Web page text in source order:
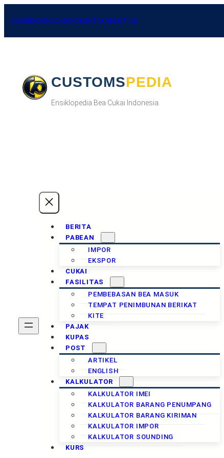
HOMEDOWNLOADFAQKONTAKABOUT US
CUSTOMSPEDIA
Ensiklopedia Bea Cukai Indonesia.
BERITA
PABEAN
IMPOR
EKSPOR
CUKAI
FASILITAS
PEMBEBASAN BEA MASUK
TEMPAT PENIMBUNAN BERIKAT
KITE
PAJAK
KUPAS
POST
ARTIKEL
ENGLISH
KALKULATOR
KALKULATOR IMEI
KALKULATOR BARANG PENUMPANG
KALKULATOR BARANG KIRIMAN
KALKULATOR IMPOR
KALKULATOR SOUNDING
KURS